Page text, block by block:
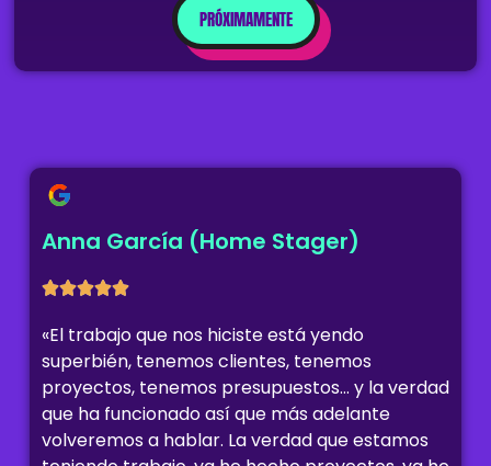
PRÓXIMAMENTE
Anna García (Home Stager)
«El trabajo que nos hiciste está yendo
superbién, tenemos clientes, tenemos
proyectos, tenemos presupuestos… y la verdad
que ha funcionado así que más adelante
volveremos a hablar. La verdad que estamos